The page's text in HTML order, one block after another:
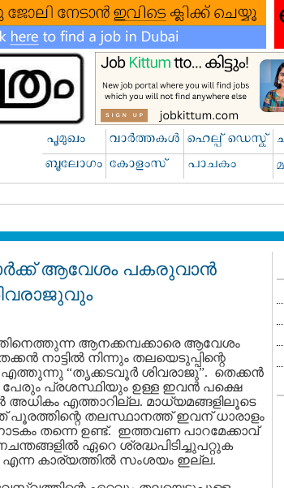
ആവേശം പകരുവാന്‍
ആനക്കമ്പക്കാരെ ആവേശം
നാട്ടില്‍ നിന്നും തലയെടുപ്പിന്റെ
എത്തുന്നു “തൃക്കടവൂര്‍ ശിവരാജു”. തെക്കന്‍
പേരും പ്രശസ്ഥിയും ഉള്ള ഇവന്‍ പക്ഷെ
അധികം എത്താറില്ല. മാധ്യമങ്ങളിലൂടെ
പൂരത്തിന്റെ തലസ്ഥാനത്ത്‌ ഇവന്‌ ധാരാളം
തന്നെ ഉണ്ട്‌. ഇത്തവണ പാറമേക്കാവ്‌
ഏറെ ശ്രദ്ധപിടിച്ചുപറ്റുക
എന്ന കാര്യത്തില്‍ സംശയം ഇല്ല.